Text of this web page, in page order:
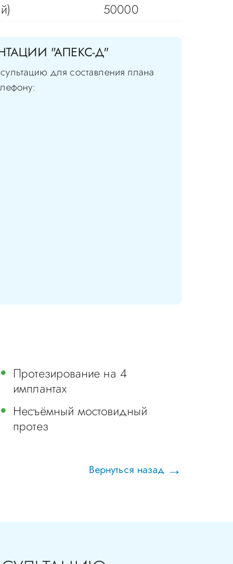
50000
"АПЕКС-Д"
для составления плана
Протезирование на 4
имплантах
Несъёмный мостовидный
протез
Вернуться назад